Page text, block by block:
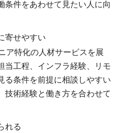
条件をあわせて見たい人に向
寄せやすい
ア特化の人材サービスを展
当工程、インフラ経験、リモ
る条件を前提に相談しやすい
技術経験と働き方を合わせて
れる